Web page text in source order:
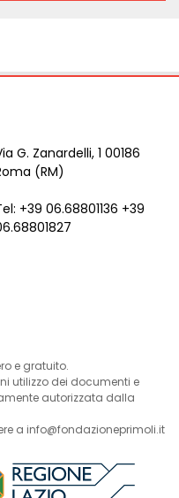
G. Zanardelli, 1 00186
(RM)
+39 06.68801136 +39
e gratuito.
utilizzo dei documenti e
autorizzata dalla
a info@fondazioneprimoli.it